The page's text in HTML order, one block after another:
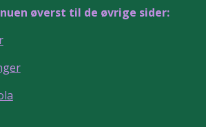
øverst til de øvrige sider: